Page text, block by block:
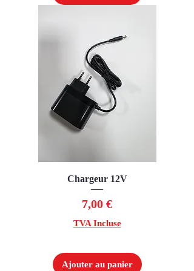
Chargeur 12V
Prix
7,00 €
TVA Incluse
Ajouter au panier